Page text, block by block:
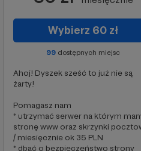
Wybierz 60 zł
99dostępnych miejsc
Ahoj! Dyszek sześć to już nie są
żarty!
Pomagasz nam
* utrzymać serwer na którym
stronę www oraz skrzynki
/ miesięcznie ok 35 PLN
* dbać o bezpieczeństwo strony